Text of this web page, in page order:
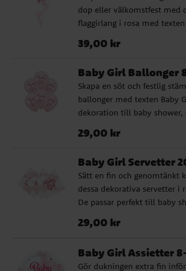
mjuk och genomtänkt
Kan fyllas med helium eller
dop eller välkomstfest med
flaggirlang i rosa med
en större dekoration.
genomtänkt känsla i
Flaggor i storlek 20 x 30
Pris :39,00 kr
39,00 kr
Baby Girl Ballonger
Skapa en söt och festlig
ballonger med texten Baby
dekoration till baby
genomtänkt babydukning.
festdekoration och hjälper
rummet. De blir ca 30 cm
rekommenderar att en
enklare uppblåsning. ✔️
Storlek: ca 30 cm uppblåsta
Pris :29,00 kr
29,00 kr
Baby Girl Servetter
Sätt en fin och genomtänkt
dessa dekorativa servetter i
De passar perfekt till baby
festdukning. Servetterna är
helhetsintryck på bordet. De
Pris :29,00 kr
29,00 kr
Baby Girl Assietter
Gör dukningen extra fin